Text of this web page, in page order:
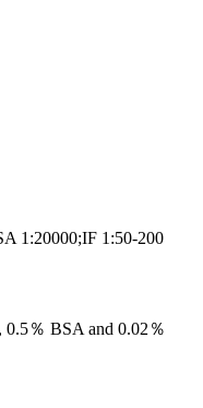
1:20000;IF 1:50-200
％ BSA and 0.02％